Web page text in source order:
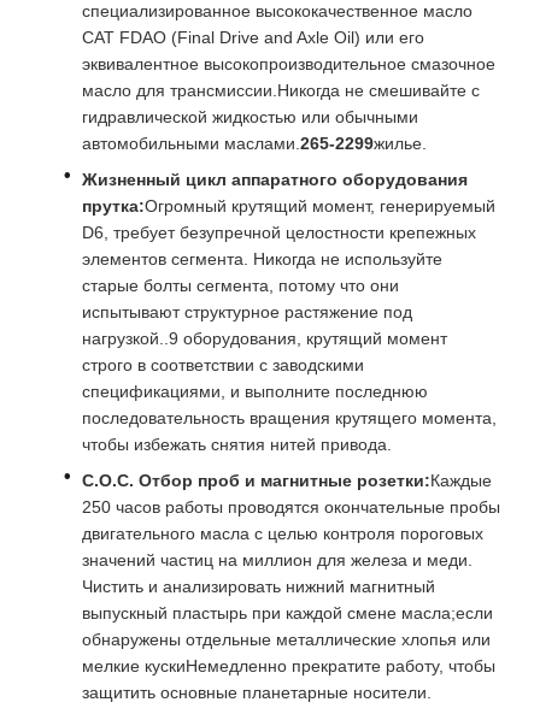
специализированное высококачественное масло
CAT FDAO (Final Drive and Axle Oil) или его
эквивалентное высокопроизводительное смазочное
масло для трансмиссии.Никогда не смешивайте с
гидравлической жидкостью или обычными
автомобильными маслами.265-2299жилье.
Жизненный цикл аппаратного оборудования
прутка:Огромный крутящий момент, генерируемый
D6, требует безупречной целостности крепежных
элементов сегмента. Никогда не используйте
старые болты сегмента, потому что они
испытывают структурное растяжение под
нагрузкой..9 оборудования, крутящий момент
строго в соответствии с заводскими
спецификациями, и выполните последнюю
последовательность вращения крутящего момента,
чтобы избежать снятия нитей привода.
С.О.С. Отбор проб и магнитные розетки:Каждые
250 часов работы проводятся окончательные пробы
двигательного масла с целью контроля пороговых
значений частиц на миллион для железа и меди.
Чистить и анализировать нижний магнитный
выпускный пластырь при каждой смене масла;если
обнаружены отдельные металлические хлопья или
мелкие кускиНемедленно прекратите работу, чтобы
защитить основные планетарные носители.